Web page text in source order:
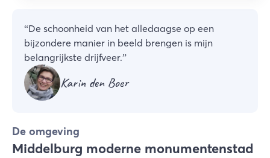
“De schoonheid van het alledaagse op een
bijzondere manier in beeld brengen is mijn
belangrijkste drijfveer.”
Karin den Boer
De omgeving
Middelburg moderne monumentenstad